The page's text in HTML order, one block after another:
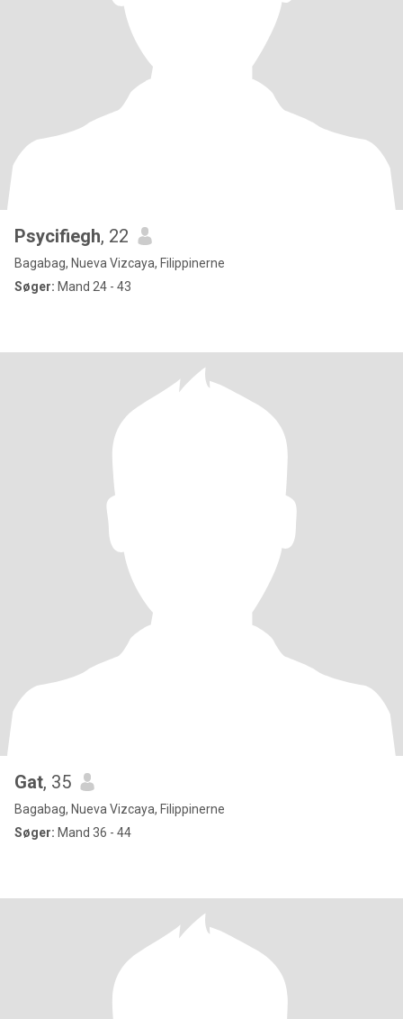
Psycifiegh, 22
Bagabag, Nueva Vizcaya, Filippinerne
Søger: Mand 24 - 43
Gat, 35
Bagabag, Nueva Vizcaya, Filippinerne
Søger: Mand 36 - 44